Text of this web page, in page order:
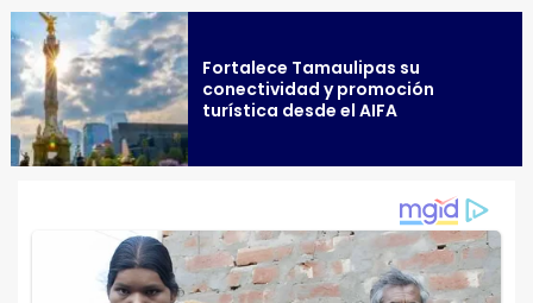
Fortalece Tamaulipas su
conectividad y promoción
turística desde el AIFA